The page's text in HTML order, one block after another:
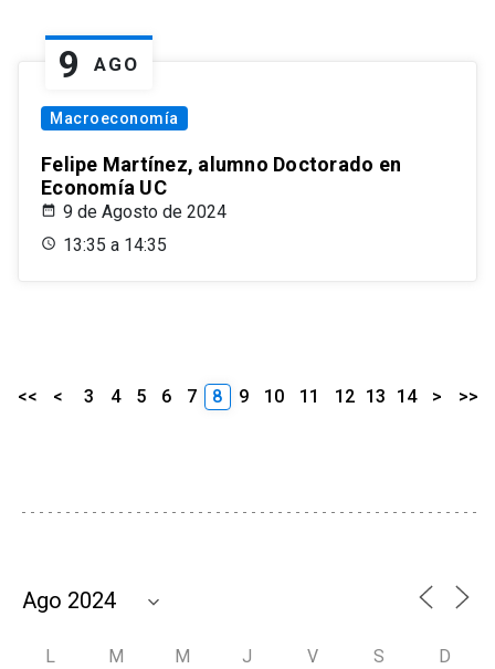
9 AGO
Macroeconomía
Felipe Martínez, alumno Doctorado en
Economía UC
9 de Agosto de 2024
13:35 a 14:35
<< < 3 4 5 6 7 8 9 10 11 12 13 14 > >>
L M M J V S D